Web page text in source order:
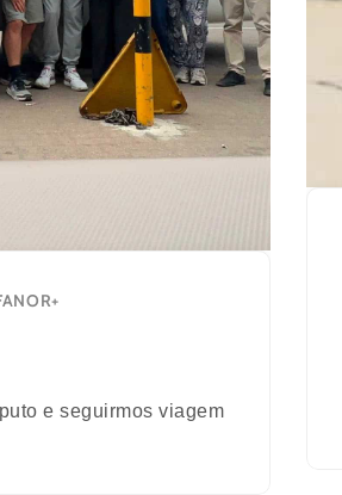
e seguirmos viagem